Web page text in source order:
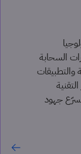
السحابة
والتطبيقات
يسرّع جهود